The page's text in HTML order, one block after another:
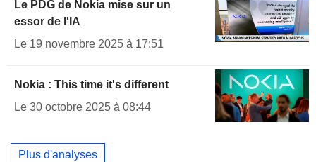
Le PDG de Nokia mise sur un
essor de l'IA
Le 19 novembre 2025 à 17:51
Nokia : This time it's different
Le 30 octobre 2025 à 08:44
Plus d'analyses